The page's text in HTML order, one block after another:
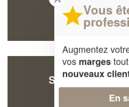
4 La
44119 Grandchamp-
SOCIÉTÉ
20 Les
44330
Vous
Augmentez
vos marges
nouveaux
En